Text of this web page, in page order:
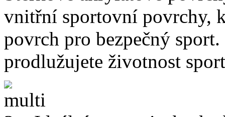
vnitřní sportovní povrchy,
povrch pro bezpečný
prodlužujete životnost